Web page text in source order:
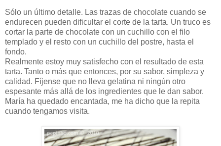
Sólo un último detalle. Las trazas de chocolate cuando se
endurecen pueden dificultar el corte de la tarta. Un truco es
cortar la parte de chocolate con un cuchillo con el filo
templado y el resto con un cuchillo del postre, hasta el
fondo.
Realmente estoy muy satisfecho con el resultado de esta
tarta. Tanto o más que entonces, por su sabor, simpleza y
calidad. Fíjense que no lleva gelatina ni ningún otro
espesante más allá de los ingredientes que le dan sabor.
María ha quedado encantada, me ha dicho que la repita
cuando tengamos visita.